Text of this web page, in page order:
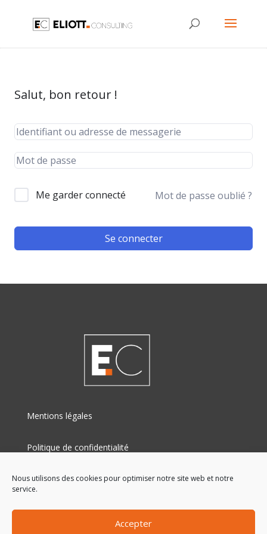
Nous utilisons des cookies pour optimiser notre site web et notre
service.
Accepter
Salut, bon retour !
Me garder connecté Mot de passe oublié ?
Se connecter
Mentions légales
Politique de confidentialité
Retrouvez-nous sur les réseaux